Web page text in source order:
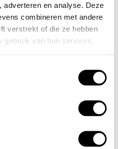
adverteren en analyse. Deze
combineren met andere
verstrekt of die ze hebben
gebruik van hun services.